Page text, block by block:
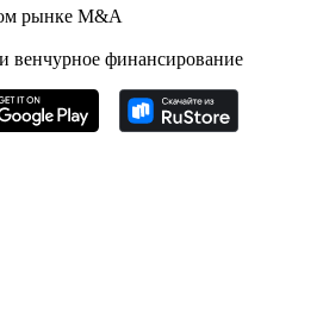
по фондовому рынку для
России
рынке M&A